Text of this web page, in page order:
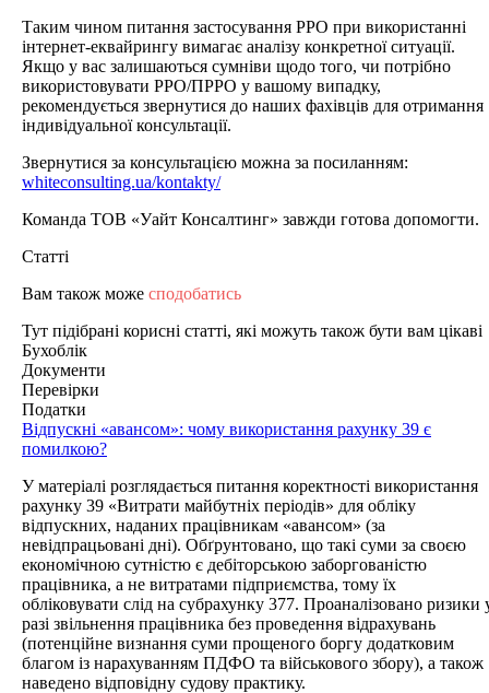
Таким чином питання застосування РРО при використанні
інтернет-еквайрингу вимагає аналізу конкретної ситуації.
Якщо у вас залишаються сумніви щодо того, чи потрібно
використовувати РРО/ПРРО у вашому випадку,
рекомендується звернутися до наших фахівців для отримання
індивідуальної консультації.
Звернутися за консультацією можна за посиланням:
whiteconsulting.ua/kontakty/
Команда ТОВ «Уайт Консалтинг» завжди готова допомогти.
Статті
Вам також може сподобатись
Тут підібрані корисні статті, які можуть також бути вам цікаві
Бухоблік
Документи
Перевірки
Податки
Відпускні «авансом»: чому використання рахунку 39 є
помилкою?
У матеріалі розглядається питання коректності використання
рахунку 39 «Витрати майбутніх періодів» для обліку
відпускних, наданих працівникам «авансом» (за
невідпрацьовані дні). Обґрунтовано, що такі суми за своєю
економічною сутністю є дебіторською заборгованістю
працівника, а не витратами підприємства, тому їх
обліковувати слід на субрахунку 377. Проаналізовано ризики
разі звільнення працівника без проведення відрахувань
(потенційне визнання суми прощеного боргу додатковим
благом із нарахуванням ПДФО та військового збору), а також
наведено відповідну судову практику.